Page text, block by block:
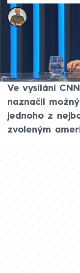
Antonin Roos
9. led 2025, 00:20
Jedním z
Trumpa byl
odborník na
Ve vysílání
naznačil
jednoho z
zvoleným